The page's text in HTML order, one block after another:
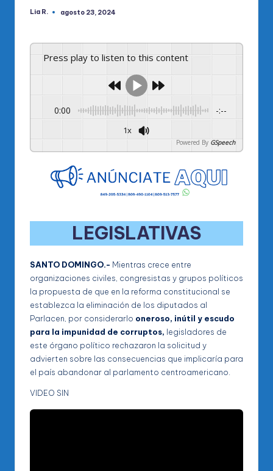
Publicado
Lia R. agosto 23, 2024
Press play to listen to this content
0:00 -:--
1x
Powered By GSpeech
LEGISLATIVAS
SANTO DOMINGO.- Mientras crece entre
organizaciones civiles, congresistas y grupos políticos
la propuesta de que en la reforma constitucional se
establezca la eliminación de los diputados al
Parlacen, por considerarlo oneroso, inútil y escudo
para la impunidad de corruptos, legisladores de
este órgano político rechazaron la solicitud y
advierten sobre las consecuencias que implicaría para
el país abandonar al parlamento centroamericano.
VIDEO SIN